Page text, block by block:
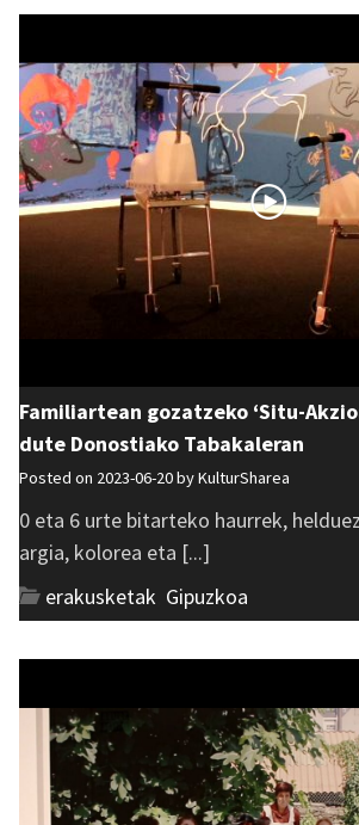
Familiartean gozatzeko ‘Situ-
dute Donostiako Tabakaleran
Posted on 2023-06-20 byKulturSharea
0 eta 6 urte bitarteko haurrek,
argia, kolorea eta [...]
erakusketak Gipuzkoa